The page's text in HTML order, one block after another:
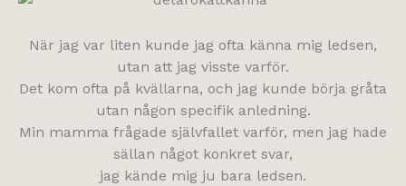
När jag var liten kunde jag ofta känna mig ledsen,
utan att jag visste varför.
Det kom ofta på kvällarna, och jag kunde börja gråta
utan någon specifik anledning.
Min mamma frågade självfallet varför, men jag hade
sällan något konkret svar,
jag kände mig ju bara ledsen.